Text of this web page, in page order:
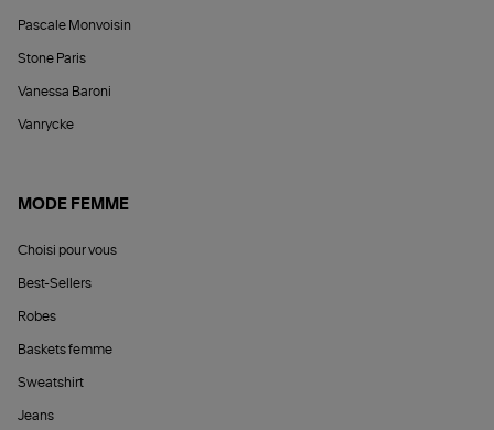
Pascale Monvoisin
Stone Paris
Vanessa Baroni
Vanrycke
MODE FEMME
Choisi pour vous
Best-Sellers
Robes
Baskets femme
Sweatshirt
Jeans